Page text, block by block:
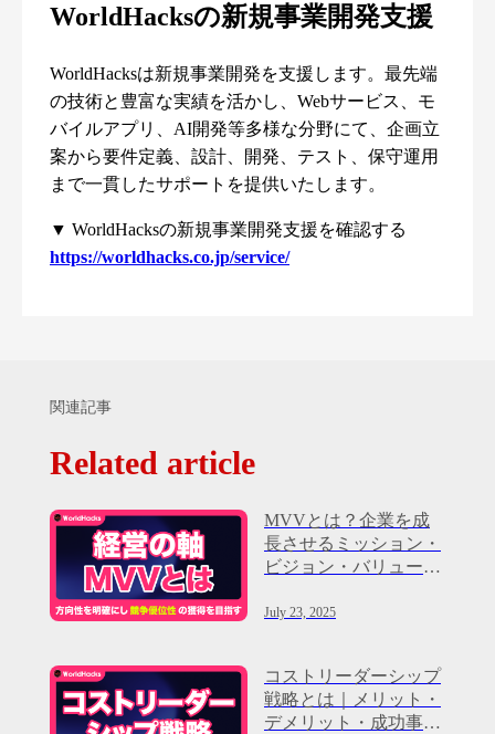
WorldHacksの新規事業開発支援
WorldHacksは新規事業開発を支援します。最先端
の技術と豊富な実績を活かし、Webサービス、モ
バイルアプリ、AI開発等多様な分野にて、企画立
案から要件定義、設計、開発、テスト、保守運用
まで一貫したサポートを提供いたします。
▼ WorldHacksの新規事業開発支援を確認する
https://worldhacks.co.jp/service/
関連記事
Related article
MVVとは？企業を成
長させるミッション・
ビジョン・バリューの
July 23, 2025
コストリーダーシップ
戦略とは｜メリット・
デメリット・成功事例